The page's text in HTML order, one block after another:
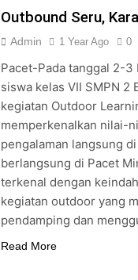
Outbound Seru,
Admin 1 Year Ago 0
Pacet-Pada tanggal 2-
siswa kelas VII SMPN 2
kegiatan Outdoor
memperkenalkan nilai-
pengalaman langsung
berlangsung di Pacet
terkenal dengan
kegiatan outdoor yang
pendamping dan
Read More